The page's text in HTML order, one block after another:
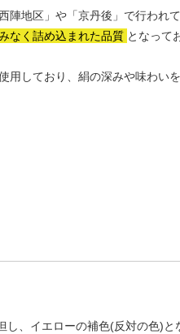
地区」や「京丹後」で行われて
なく詰め込まれた品質 となって
用しており、絹の深みや味わい
し、イエローの補色(反対の色)と